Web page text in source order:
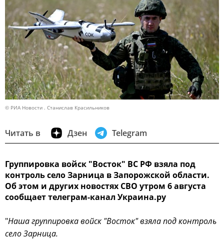
© РИА Новости . Станислав Красильников
Читать в Дзен Telegram
Группировка войск "Восток" ВС РФ взяла под
контроль село Зарница в Запорожской области.
Об этом и других новостях СВО утром 6 августа
сообщает телеграм-канал Украина.ру
"Наша группировка войск "Восток" взяла под контроль
село Зарница.